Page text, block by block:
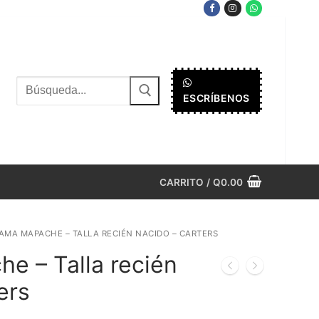
Buscar
por:
ESCRÍBENOS
CARRITO / Q0.00
MAPACHE – TALLA RECIÉN NACIDO – CARTERS
– Talla recién